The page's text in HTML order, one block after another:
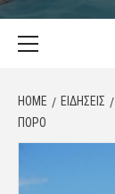
HOME ΕΙΔΗΣΕΙΣ
ΠΌΡΟ